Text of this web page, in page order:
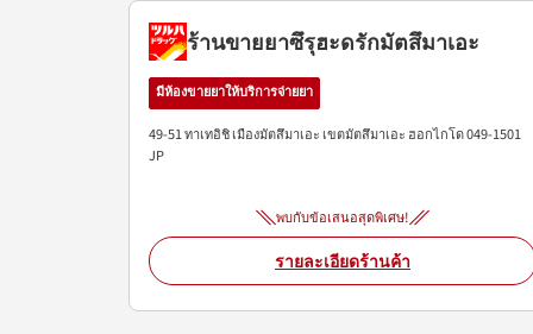
ร้านขายยาซึรุฮะดรักมัตสึมาเอะ
มีห้องขายยาให้บริการจ่ายยา
49-51 ทาเทอิชิ เมืองมัตสึมาเอะ เขตมัตสึมาเอะ ฮอกไกโด049-1501
JP
พบกับข้อเสนอสุดพิเศษ!
รายละเอียดร้านค้า